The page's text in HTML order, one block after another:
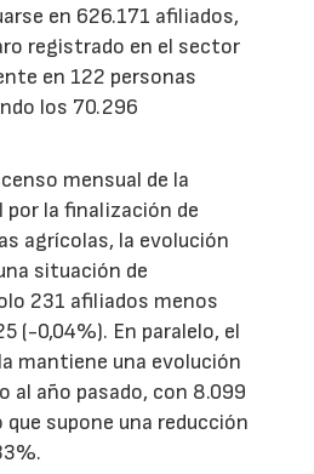
en 626.171 afiliados,
registrado en el sector
en 122 personas
los 70.296
mensual de la
la finalización de
agrícolas, la evolución
situación de
231 afiliados menos
(-0,04%). En paralelo, el
mantiene una evolución
al año pasado, con 8.099
supone una reducción